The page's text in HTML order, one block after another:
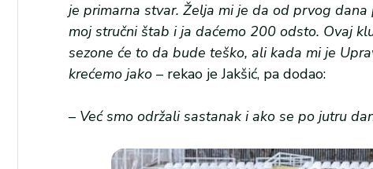
je primarna stvar. Želja mi je da od prvog
moj stručni štab i ja daćemo 200 odsto. Ovaj
sezone će to da bude teško, ali kada mi je
krećemo jako – rekao je Jakšić, pa dodao:
– Već smo održali sastanak i ako se po jutru